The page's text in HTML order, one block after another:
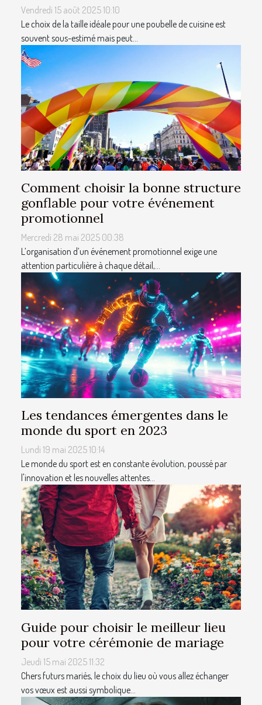
Vendredi 15 août 2025 10:10
Le choix de la taille idéale pour une poubelle de cuisine est
souvent sous-estimé mais peut...
Comment choisir la bonne structure
gonflable pour votre événement
promotionnel
Mercredi 28 mai 2025 00:38
L’organisation d’un événement promotionnel exige une
attention particulière à chaque détail,...
Les tendances émergentes dans le
monde du sport en 2023
Lundi 19 mai 2025 10:14
Le monde du sport est en constante évolution, poussé par
l'innovation et les nouvelles attentes...
Guide pour choisir le meilleur lieu
pour votre cérémonie de mariage
Jeudi 15 mai 2025 11:32
Chers futurs mariés, le choix du lieu où vous allez échanger
vos vœux est aussi symbolique...